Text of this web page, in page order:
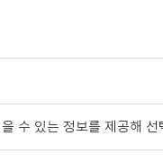
수 있는 정보를 제공해